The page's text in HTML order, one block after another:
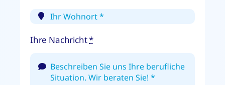
Ihre Nachricht*